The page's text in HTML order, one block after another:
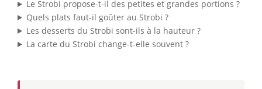
Le Strobi propose-t-il des petites et grandes portions ?
Quels plats faut-il goûter au Strobi ?
Les desserts du Strobi sont-ils à la hauteur ?
La carte du Strobi change-t-elle souvent ?